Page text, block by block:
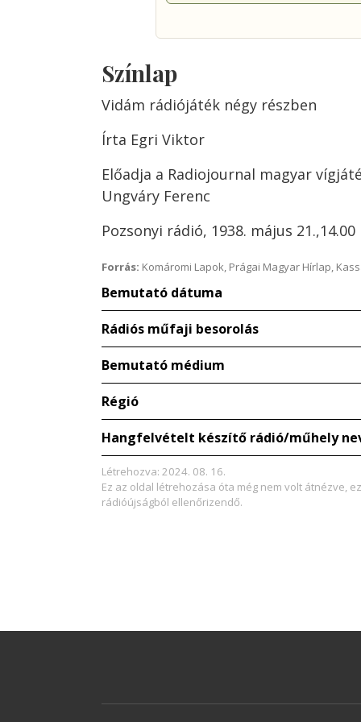
Színlap
Vidám rádiójáték négy részben
Írta Egri Viktor
Előadja a Radiojournal magyar
Ungváry Ferenc
Pozsonyi rádió, 1938. május 21.,14.00
Forrás: Komáromi Lapok, Prágai Magyar Hírlap,
Bemutató dátuma
Rádiós műfaji besorolás
Bemutató médium
Régió
Hangfelvételt készítő rádió/műhely
Létrehozva: 2024. 08. 16.
Ez az oldal létrehozása óta még nem volt átnézve,
rádióújságból ellenőrizendő.